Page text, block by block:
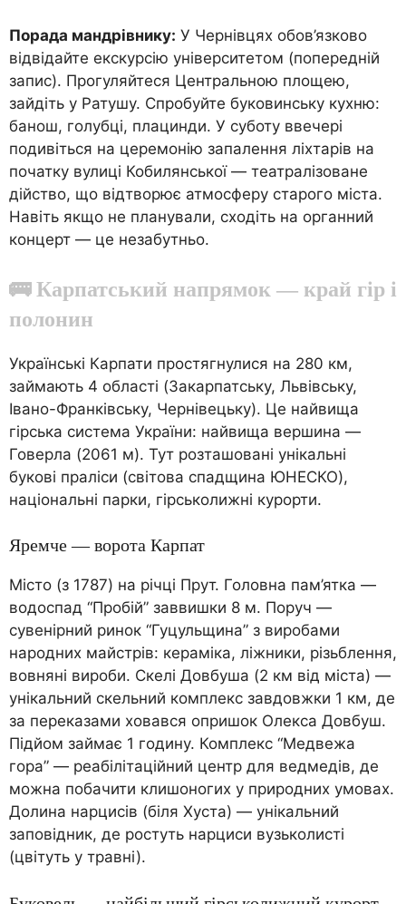
Порада мандрівнику: У Чернівцях обов’язково
відвідайте екскурсію університетом (попередній
запис). Прогуляйтеся Центральною площею,
зайдіть у Ратушу. Спробуйте буковинську кухню:
банош, голубці, плацинди. У суботу ввечері
подивіться на церемонію запалення ліхтарів на
початку вулиці Кобилянської — театралізоване
дійство, що відтворює атмосферу старого міста.
Навіть якщо не планували, сходіть на органний
концерт — це незабутньо.
🚌 Карпатський напрямок — край гір і
полонин
Українські Карпати простягнулися на 280 км,
займають 4 області (Закарпатську, Львівську,
Івано-Франківську, Чернівецьку). Це найвища
гірська система України: найвища вершина —
Говерла (2061 м). Тут розташовані унікальні
букові праліси (світова спадщина ЮНЕСКО),
національні парки, гірськолижні курорти.
Яремче — ворота Карпат
Місто (з 1787) на річці Прут. Головна пам’ятка —
водоспад “Пробій” заввишки 8 м. Поруч —
сувенірний ринок “Гуцульщина” з виробами
народних майстрів: кераміка, ліжники, різьблення,
вовняні вироби. Скелі Довбуша (2 км від міста) —
унікальний скельний комплекс завдовжки 1 км, де
за переказами ховався опришок Олекса Довбуш.
Підйом займає 1 годину. Комплекс “Медвежа
гора” — реабілітаційний центр для ведмедів, де
можна побачити клишоногих у природних умовах.
Долина нарцисів (біля Хуста) — унікальний
заповідник, де ростуть нарциси вузьколисті
(цвітуть у травні).